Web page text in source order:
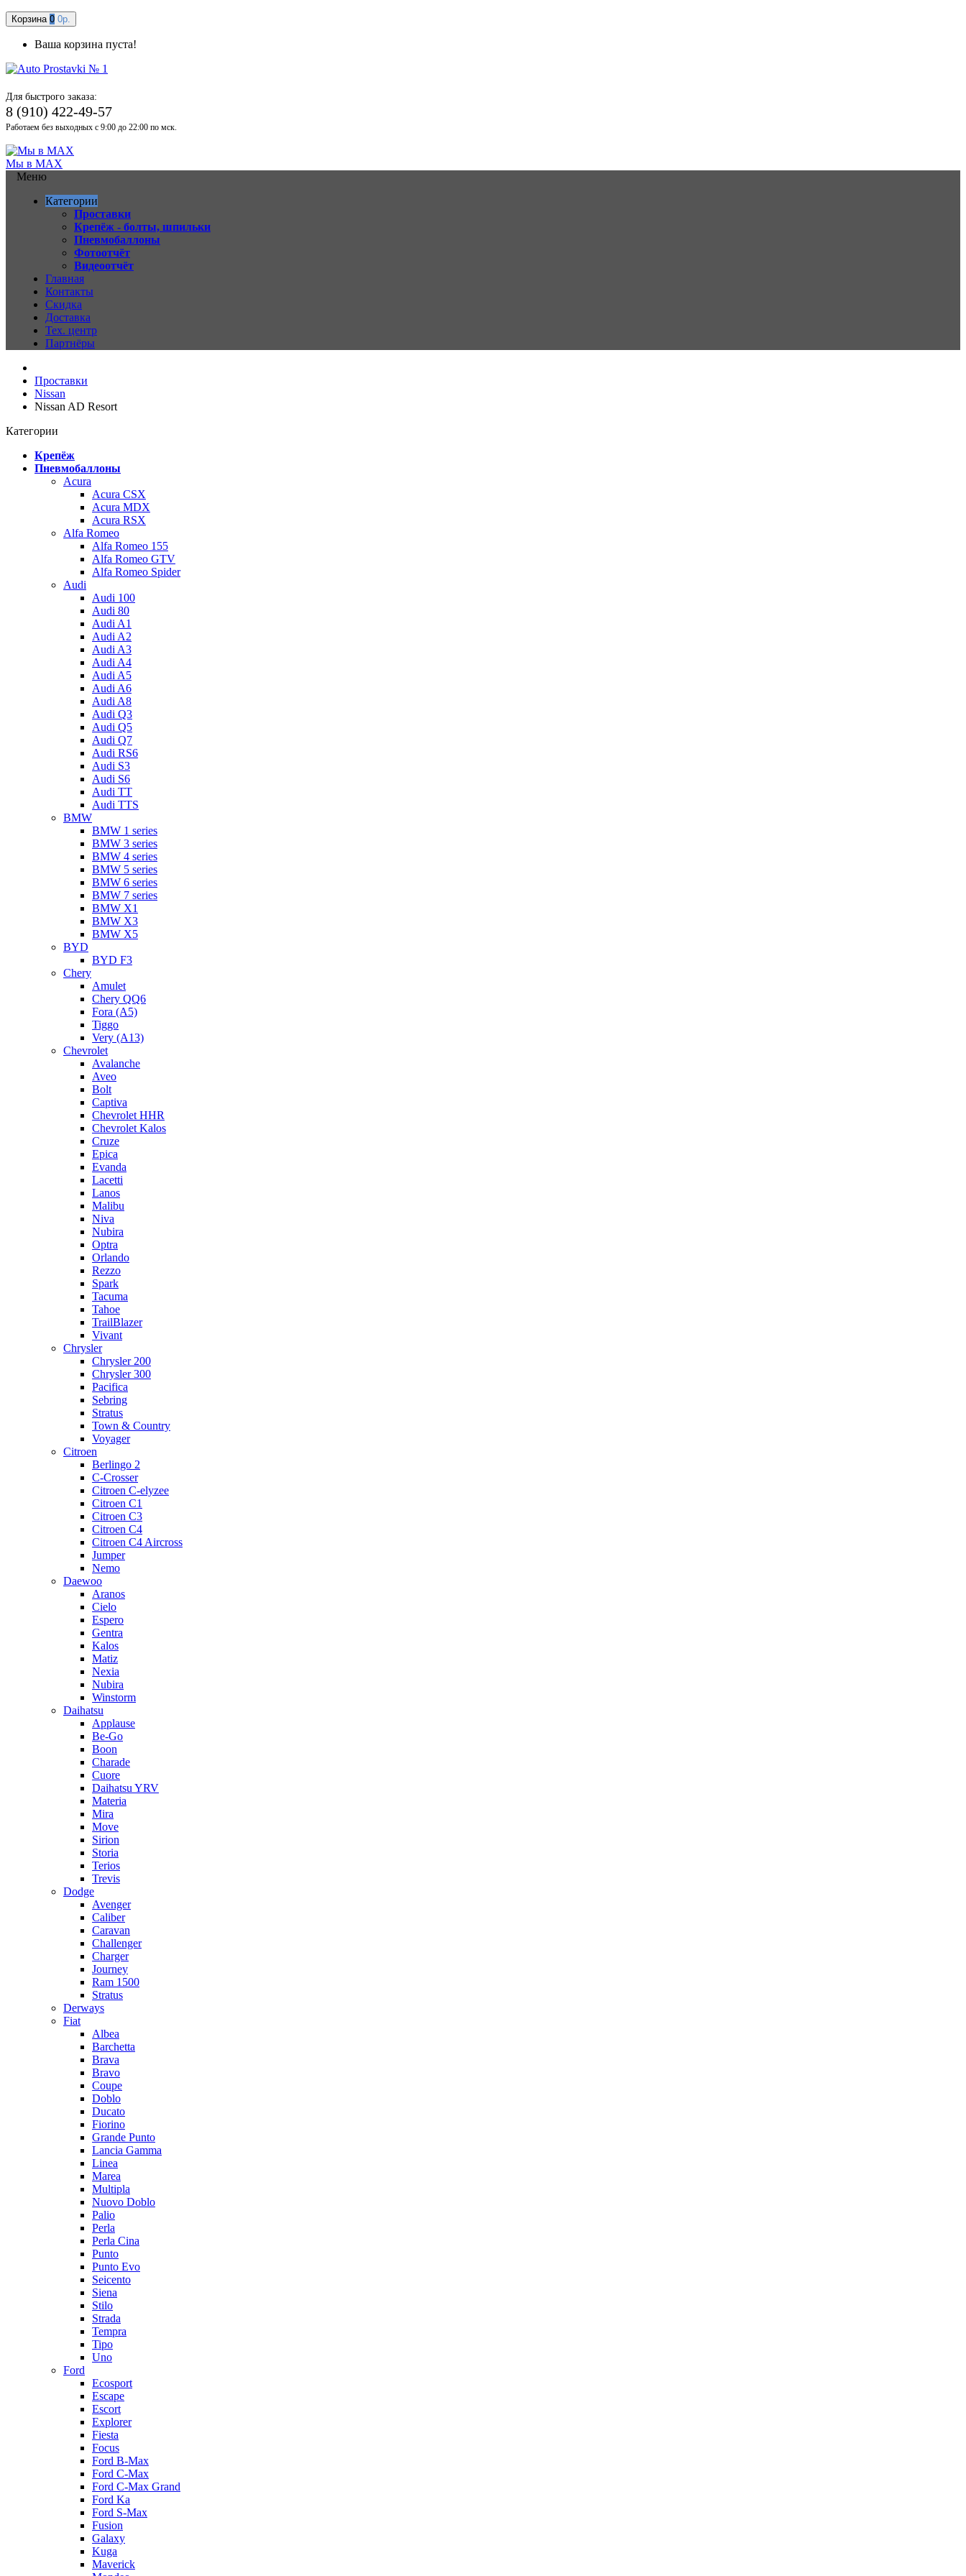
Корзина 0 0р.
Ваша корзина пуста!
Для быстрого заказа:
8 (910) 422-49-57
Работаем без выходных с 9:00 до 22:00 по мск.
Мы в MAX
Меню
Категории
Проставки
Крепёж - болты, шпильки
Пневмобаллоны
Фотоотчёт
Видеоотчёт
Главная
Контакты
Скидка
Доставка
Тех. центр
Партнёры
Проставки
Nissan
Nissan AD Resort
Категории
Крепёж
Пневмобаллоны
Acura
Acura CSX
Acura MDX
Acura RSX
Alfa Romeo
Alfa Romeo 155
Alfa Romeo GTV
Alfa Romeo Spider
Audi
Audi 100
Audi 80
Audi A1
Audi A2
Audi A3
Audi A4
Audi A5
Audi A6
Audi A8
Audi Q3
Audi Q5
Audi Q7
Audi RS6
Audi S3
Audi S6
Audi TT
Audi TTS
BMW
BMW 1 series
BMW 3 series
BMW 4 series
BMW 5 series
BMW 6 series
BMW 7 series
BMW X1
BMW X3
BMW X5
BYD
BYD F3
Chery
Amulet
Chery QQ6
Fora (A5)
Tiggo
Very (A13)
Chevrolet
Avalanche
Aveo
Bolt
Captiva
Chevrolet HHR
Chevrolet Kalos
Cruze
Epica
Evanda
Lacetti
Lanos
Malibu
Niva
Nubira
Optra
Orlando
Rezzo
Spark
Tacuma
Tahoe
TrailBlazer
Vivant
Chrysler
Chrysler 200
Chrysler 300
Pacifica
Sebring
Stratus
Town & Country
Voyager
Citroen
Berlingo 2
C-Crosser
Citroen C-elyzee
Citroen C1
Citroen C3
Citroen C4
Citroen C4 Aircross
Jumper
Nemo
Daewoo
Aranos
Cielo
Espero
Gentra
Kalos
Matiz
Nexia
Nubira
Winstorm
Daihatsu
Applause
Be-Go
Boon
Charade
Cuore
Daihatsu YRV
Materia
Mira
Move
Sirion
Storia
Terios
Trevis
Dodge
Avenger
Caliber
Caravan
Challenger
Charger
Journey
Ram 1500
Stratus
Dеrways
Fiat
Albea
Barchetta
Brava
Bravo
Coupe
Doblo
Ducato
Fiorino
Grande Punto
Lancia Gamma
Linea
Marea
Multipla
Nuovo Doblo
Palio
Perla
Perla Cina
Punto
Punto Evo
Seicento
Siena
Stilo
Strada
Tempra
Tipo
Uno
Ford
Ecosport
Escape
Escort
Explorer
Fiesta
Focus
Ford B-Max
Ford C-Max
Ford C-Max Grand
Ford Ka
Ford S-Max
Fusion
Galaxy
Kuga
Maverick